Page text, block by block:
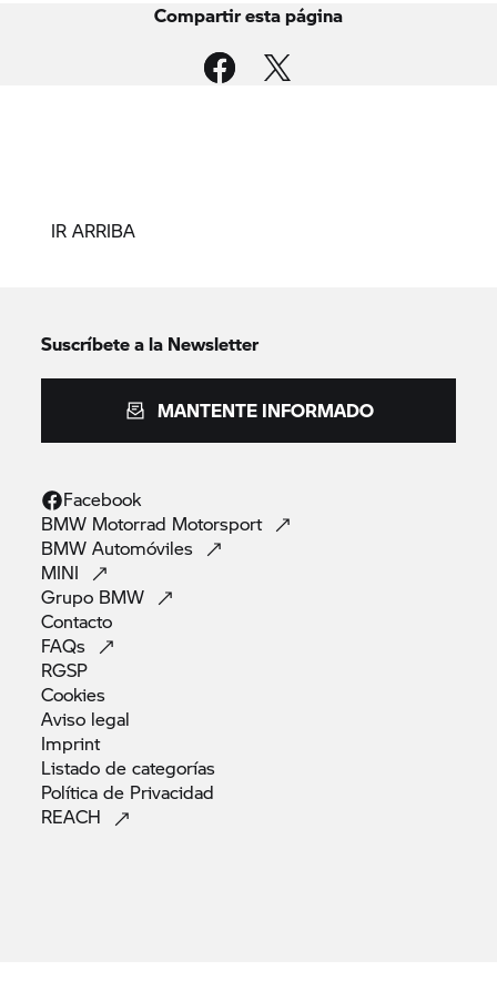
Compartir esta página
IR ARRIBA
Suscríbete a la Newsletter
MANTENTE INFORMADO
Facebook
BMW Motorrad Motorsport
BMWAutomóviles
MINI
Grupo BMW
Contacto
FAQs
RGSP
Cookies
Aviso legal
Imprint
Listado decategorías
Política de Privacidad
REACH